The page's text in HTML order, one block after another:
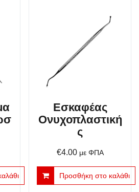
Εσκαφέας
Ονυχοπλαστική
ς
€4.00 με ΦΠΑ
Προσθήκη στο καλάθι